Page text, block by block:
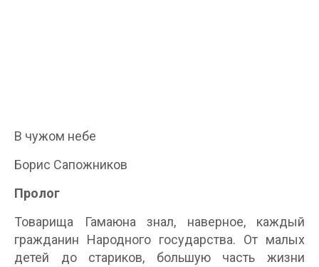
В чужом небе
Борис Сапожников
Пролог
Товарища Гамаюна знал, наверное, каждый
гражданин Народного государства. От малых
детей до стариков, большую часть жизни